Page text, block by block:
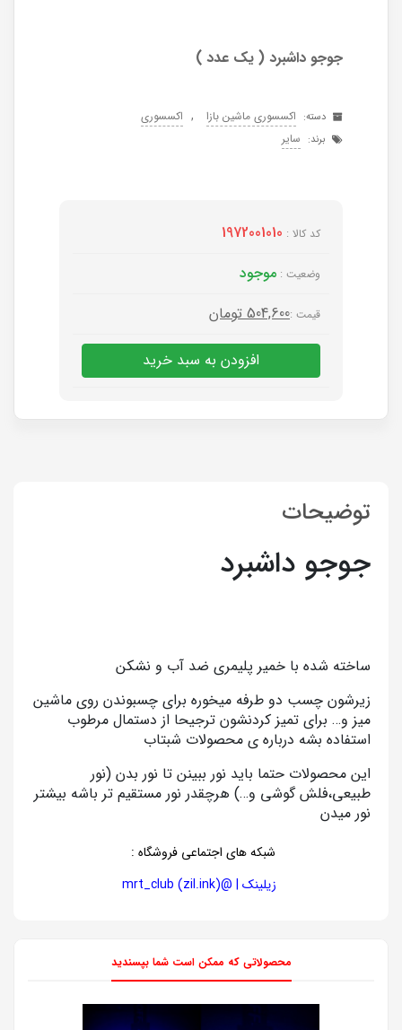
جوجو داشبرد ( یک عدد )
دسته: اکسسوری ماشین بازا , اکسسوری
برند: سایر
کد کالا : 1972001010
وضعیت : موجود
قیمت :504,600 تومان
افزودن به سبد خرید
توضیحات
جوجو داشبرد
ساخته شده با خمیر پلیمری ضد آب و نشکن
زیرشون چسب دو طرفه میخوره برای چسبوندن روی ماشین
میز و… برای تمیز کردنشون ترجیحا از دستمال مرطوب
استفاده بشه درباره ی محصولات شبتاب
این محصولات حتما باید نور ببینن تا نور بدن (نور
طبیعی،فلش گوشی و…) هرچقدر نور مستقیم تر باشه بیشتر
نور میدن
شبکه های اجتماعی فروشگاه :
زیلینک | @mrt_club (zil.ink)
محصولاتی که ممکن است شما بپسندید